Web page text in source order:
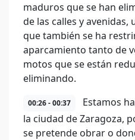
maduros que se han
de las calles y
que también se ha
aparcamiento tanto de
motos que se están
eliminando.
00:26 - 00:37
Estamos
la ciudad de Zaragoza,
se pretende obrar o